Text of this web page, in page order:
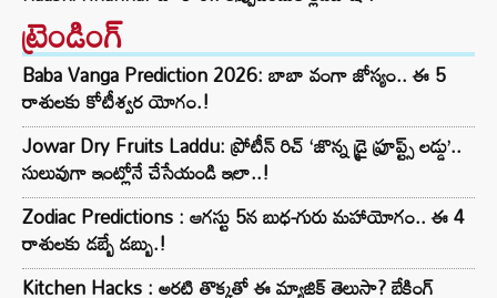
ట్రెండింగ్‌
Baba Vanga Prediction 2026: బాబా వంగా జోస్యం.. ఈ 5
రాశులకు కోటీశ్వర యోగం.!
Jowar Dry Fruits Laddu: ప్రోటీన్ రిచ్ ‘జొన్న డ్రై ఫ్రూప్ట్స్ లడ్డు’..
సులువుగా ఇంట్లోనే చేసేయండి ఇలా..!
Zodiac Predictions : ఆగస్టు 5న బుధ-గురు మహాయోగం.. ఈ 4
రాశులకు డబ్బే డబ్బు.!
Kitchen Hacks : అరటి తొక్కతో ఈ మ్యాజిక్ తెలుసా? బేకింగ్